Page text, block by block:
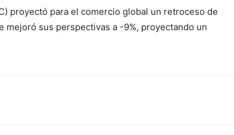
proyectó para el comercio global un retroceso de
mejoró sus perspectivas a -9%, proyectando un